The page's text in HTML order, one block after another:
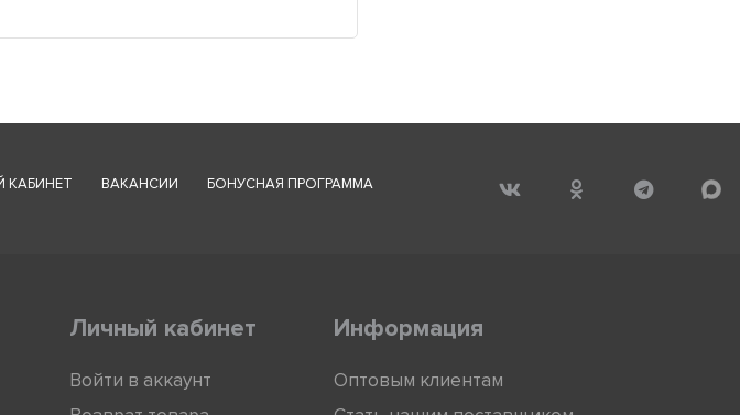
КАБИНЕТ ВАКАНСИИ БОНУСНАЯ ПРОГРАММА
Личный кабинет
Войти в аккаунт
Информация
Оптовым клиентам